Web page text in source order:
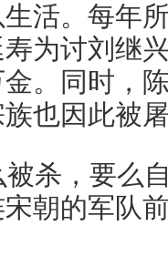
活。每年
为讨刘继
。同时，
也因此被
杀，要么
朝的军队